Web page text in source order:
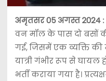
अमृतसर 05 अगस्त 2024 :
वन मॉल के पास दो
गई, जिसमें एक व्यक्ति
यात्री गंभीर रूप से घायल
भर्ती कराया गया है।